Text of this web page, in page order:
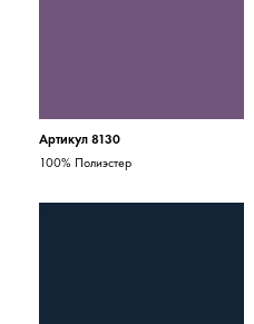
Артикул 8130
100% Полиэстер